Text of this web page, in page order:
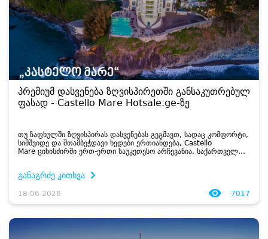
პრემიუმ დასვენება ზღვისპირეთში განსაკუთრებულ
ფასად - Castello Mare Hotsale.ge-ზე
თუ ზაფხულში ზღვისპირას დასვენებას გეგმავთ, სადაც კომფორტი,
სიმშვიდე და შთამბეჭდავი ხედები ერთიანდება, Castello
Mare ციხისძირში ერთ-ერთი საუკეთესო არჩევანია. საქართველოს
განაგრძე კითხვა
18-06-2026 7017